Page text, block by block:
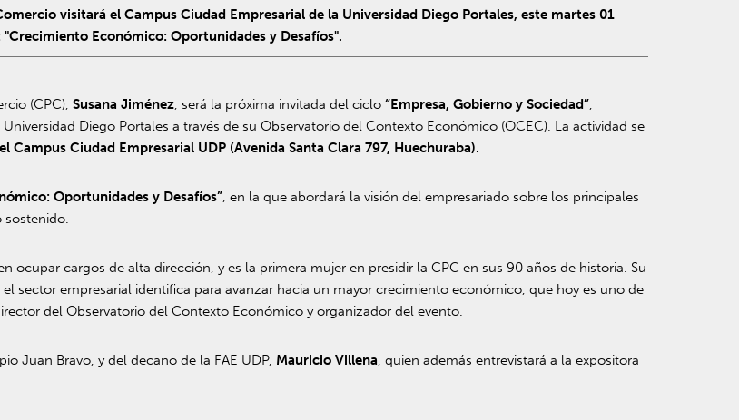
visitará el Campus Ciudad Empresarial de la Universidad Diego Portales, este martes 01
Económico: Oportunidades y Desafíos".
(CPC),Susana Jiménez, será la próxima invitada del ciclo“Empresa, Gobierno y Sociedad”,
Diego Portales a través de su Observatorio del Contexto Económico (OCEC). La actividad se
Ciudad Empresarial UDP (Avenida Santa Clara 797, Huechuraba).
Oportunidades y Desafíos”, en la que abordará la visión del empresariado sobre los principales
sostenido.
ocupar cargos de alta dirección, y es la primera mujer en presidir la CPC en sus 90 años de historia. Su
sector empresarial identifica para avanzar hacia un mayor crecimiento económico, que hoy es uno de
del Observatorio del Contexto Económico y organizador del evento.
Juan Bravo, y del decano de la FAE UDP, Mauricio Villena, quien además entrevistará a la expositora